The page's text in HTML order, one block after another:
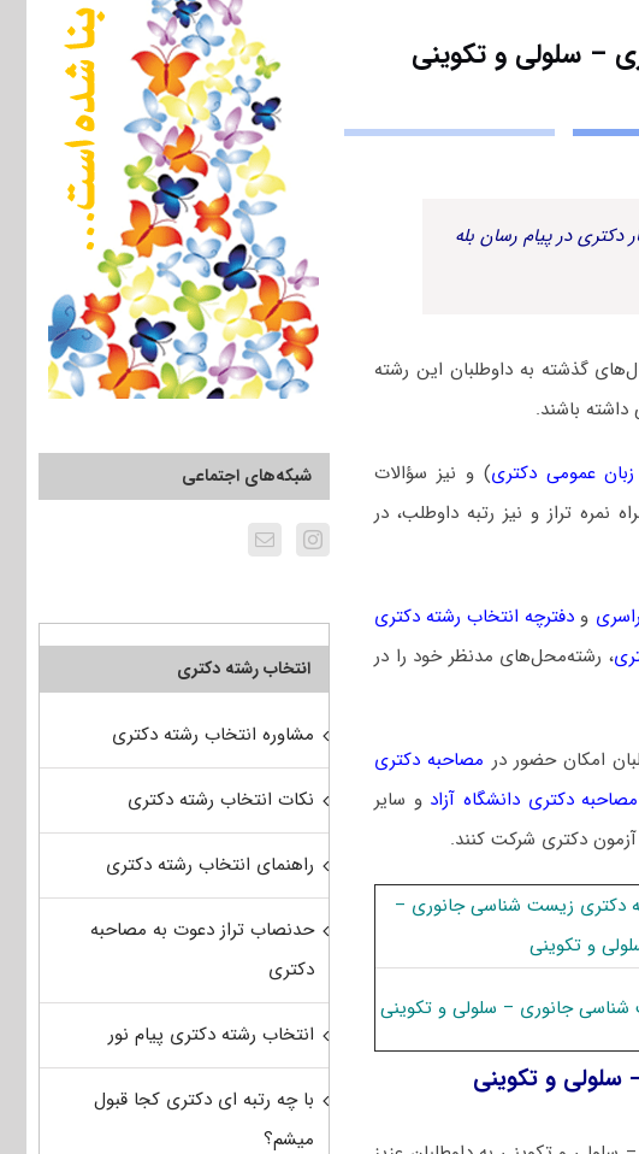
– سلولی و تکوینی
دکتری در پیام رسان بله
گذشته به داوطلبان این رشته
باشند.
زبان عمومی دکتری) و نیز سؤالات
تراز و نیز رتبه داوطلب، در
و دفترچه انتخاب رشته دکتری
، رشته‌محل‌های مدنظر خود را در
امکان حضور در مصاحبه دکتری
دکتری دانشگاه آزاد و سایر
آزمون دکتری شرکت کنند.
دکتری زیست شناسی جانوری –
و تکوینی
جانوری – سلولی و تکوینی
و تکوینی
شبکه‌های اجتماعی
انتخاب رشته دکتری
مشاوره انتخاب رشته دکتری
نکات انتخاب رشته دکتری
راهنمای انتخاب رشته دکتری
حدنصاب تراز دعوت به مصاحبه
دکتری
انتخاب رشته دکتری پیام نور
با چه رتبه ای دکتری کجا قبول
میشم؟